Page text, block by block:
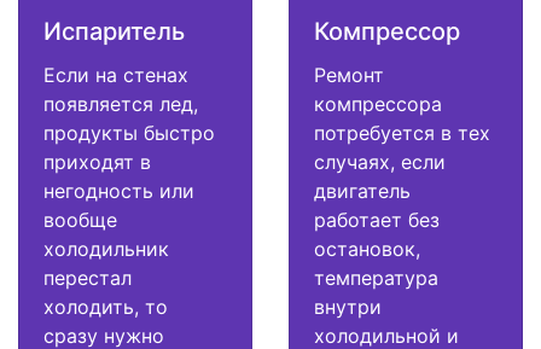
Испаритель
Если на стенах
появляется лед,
продукты быстро
приходят в
негодность или
вообще
холодильник
перестал
холодить, то
сразу нужно
Компрессор
Ремонт
компрессора
потребуется в тех
случаях, если
двигатель
работает без
остановок,
температура
внутри
холодильной и